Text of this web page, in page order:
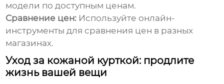
модели по доступным ценам.
Сравнение цен: Используйте онлайн-
инструменты для сравнения цен в разных
магазинах.
Уход за кожаной курткой: продлите
жизнь вашей вещи